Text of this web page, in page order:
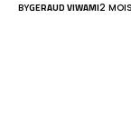
BYGERAUD VIWAMI2